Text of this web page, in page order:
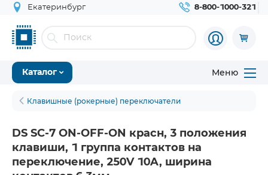
Екатеринбург 8-800-1000-321
Каталог Меню
Клавишные (рокерные) переключатели
DS SC-7 ON-OFF-ON красн, 3 положения
клавиши, 1 группа контактов на
переключение, 250V 10A, ширина